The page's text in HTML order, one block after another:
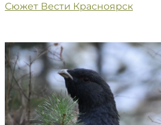
Сюжет Вести Красноярск